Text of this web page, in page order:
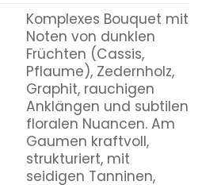
Komplexes Bouquet mit
Noten von dunklen
Früchten (Cassis,
Pflaume), Zedernholz,
Graphit, rauchigen
Anklängen und subtilen
floralen Nuancen. Am
Gaumen kraftvoll,
strukturiert, mit
seidigen Tanninen,